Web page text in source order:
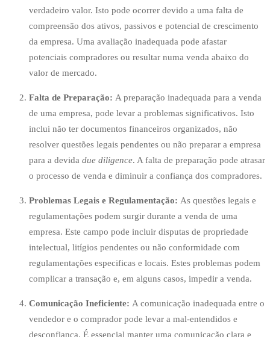
verdadeiro valor. Isto pode ocorrer devido a uma falta de
compreensão dos ativos, passivos e potencial de crescimento
da empresa. Uma avaliação inadequada pode afastar
potenciais compradores ou resultar numa venda abaixo do
valor de mercado.
Falta de Preparação: A preparação inadequada para a venda
de uma empresa, pode levar a problemas significativos. Isto
inclui não ter documentos financeiros organizados, não
resolver questões legais pendentes ou não preparar a empresa
para a devida due diligence. A falta de preparação pode atrasar
o processo de venda e diminuir a confiança dos compradores.
Problemas Legais e Regulamentação: As questões legais e
regulamentações podem surgir durante a venda de uma
empresa. Este campo pode incluir disputas de propriedade
intelectual, litígios pendentes ou não conformidade com
regulamentações especificas e locais. Estes problemas podem
complicar a transação e, em alguns casos, impedir a venda.
Comunicação Ineficiente: A comunicação inadequada entre o
vendedor e o comprador pode levar a mal-entendidos e
desconfiança. É essencial manter uma comunicação clara e